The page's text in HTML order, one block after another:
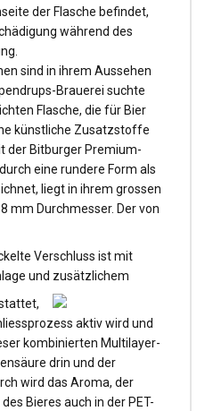
der Flasche befindet,
während des
sind in ihrem Aussehen
Brauerei suchte
Flasche, die für Bier
künstliche Zusatzstoffe
der Bitburger Premium-
eine rundere Form als
liegt in ihrem grossen
mm Durchmesser. Der von
Verschluss ist mit
und zusätzlichem
aktiv wird und
kombinierten Multilayer-
drin und der
wird das Aroma, der
Bieres auch in der PET-